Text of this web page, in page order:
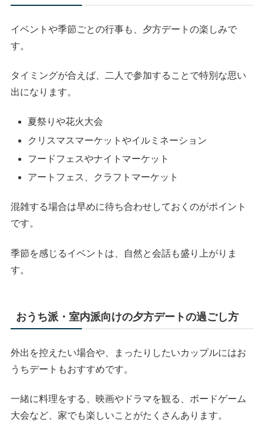
イベントや季節ごとの行事も、夕方デートの楽しみで
す。
タイミングが合えば、二人で参加することで特別な思い
出になります。
夏祭りや花火大会
クリスマスマーケットやイルミネーション
フードフェスやナイトマーケット
アートフェス、クラフトマーケット
混雑する場合は早めに待ち合わせしておくのがポイント
です。
季節を感じるイベントは、自然と会話も盛り上がりま
す。
おうち派・室内派向けの夕方デートの過ごし方
外出を控えたい場合や、まったりしたいカップルにはお
うちデートもおすすめです。
一緒に料理をする、映画やドラマを観る、ボードゲーム
大会など、家でも楽しいことがたくさんあります。